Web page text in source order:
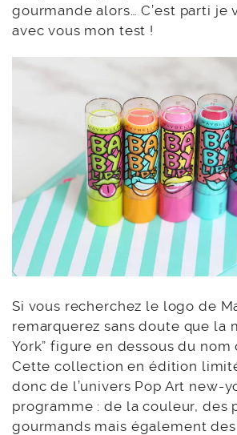
gourmande alors… C’est parti je
avec vous mon test !
Si vous recherchez le logo de
remarquerez sans doute que la
York” figure en dessous du nom
Cette collection en édition
donc de l’univers Pop Art new-
programme : de la couleur, des
gourmands mais également